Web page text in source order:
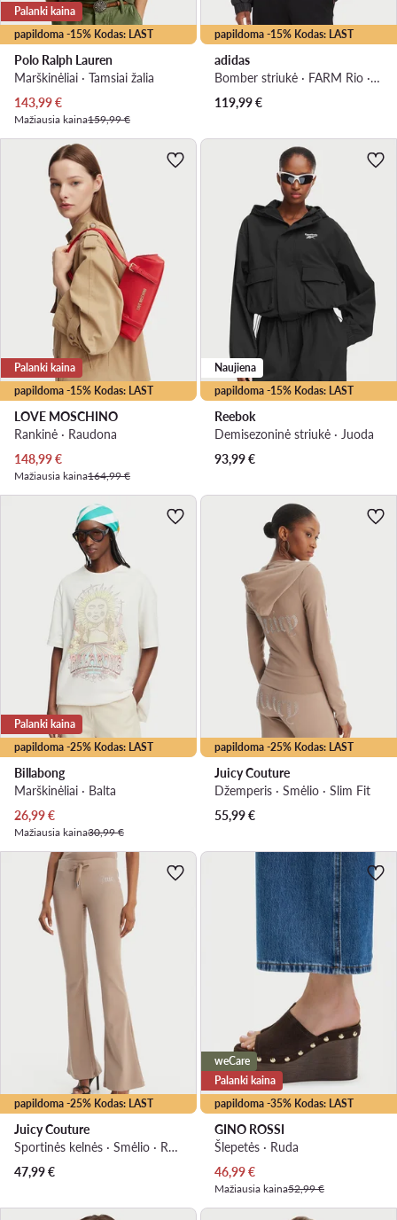
papildoma -15% Kodas: LAST
Palanki kaina
Polo Ralph Lauren
Marškinėliai · Tamsiai žalia
Dabartinė kaina
143,99€
Mažiausia kaina159,99 €
papildoma -15% Kodas: LAST
adidas
Bomber striukė · FARM Rio · Juoda
119,99€
papildoma -15% Kodas: LAST
Palanki kaina
LOVE MOSCHINO
Rankinė · Raudona
Dabartinė kaina
148,99€
Mažiausia kaina164,99 €
papildoma -15% Kodas: LAST
Naujiena
Reebok
Demisezoninė striukė · Juoda
93,99€
papildoma -25% Kodas: LAST
Palanki kaina
Billabong
Marškinėliai · Balta
Dabartinė kaina
26,99€
Mažiausia kaina30,99 €
papildoma -25% Kodas: LAST
Juicy Couture
Džemperis · Smėlio · Slim Fit
55,99€
papildoma -25% Kodas: LAST
Juicy Couture
Sportinės kelnės · Smėlio · Regular Fit
47,99€
papildoma -35% Kodas: LAST
weCare
Palanki kaina
GINO ROSSI
Šlepetės · Ruda
Dabartinė kaina
46,99€
Mažiausia kaina52,99 €